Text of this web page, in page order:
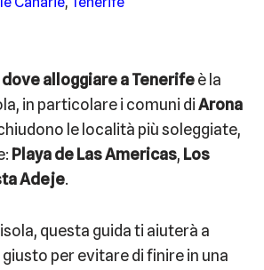
alloggiare a Tenerifeè la
in particolare i comuni diArona
le località più soleggiate,
Playa de Las Americas, Los
Adeje.
questa guida ti aiuterà a
per evitare di finire in una